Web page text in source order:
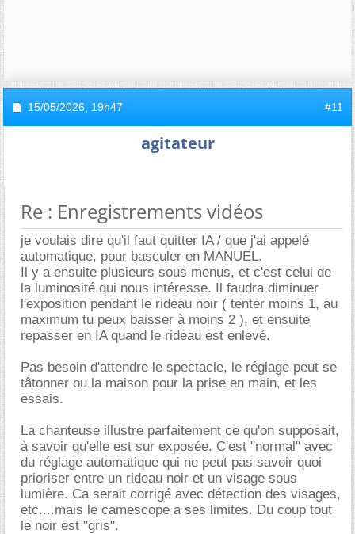
15/05/2026, 19h47 #11
agitateur
Re : Enregistrements vidéos
je voulais dire qu'il faut quitter IA / que j'ai appelé
automatique, pour basculer en MANUEL.
Il y a ensuite plusieurs sous menus, et c'est celui de
la luminosité qui nous intéresse. Il faudra diminuer
l'exposition pendant le rideau noir ( tenter moins 1, au
maximum tu peux baisser à moins 2 ), et ensuite
repasser en IA quand le rideau est enlevé.
Pas besoin d'attendre le spectacle, le réglage peut se
tâtonner ou la maison pour la prise en main, et les
essais.
La chanteuse illustre parfaitement ce qu'on supposait,
à savoir qu'elle est sur exposée. C'est "normal" avec
du réglage automatique qui ne peut pas savoir quoi
prioriser entre un rideau noir et un visage sous
lumière. Ca serait corrigé avec détection des visages,
etc....mais le camescope a ses limites. Du coup tout
le noir est "gris".